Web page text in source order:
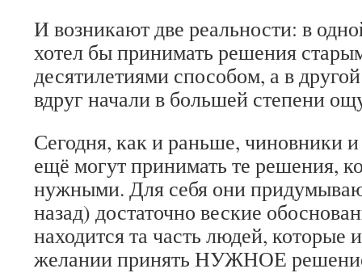
И возникают две реальности: в
хотел бы принимать решения
десятилетиями способом, а в
вдруг начали в большей степени
Сегодня, как и раньше, чиновники
ещё могут принимать те решения,
нужными. Для себя они
назад) достаточно веские
находится та часть людей, которые
желании принять НУЖНОЕ